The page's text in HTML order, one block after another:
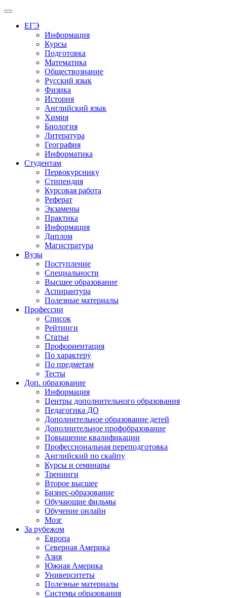
Меню
ЕГЭ
Информация
Курсы
Подготовка
Математика
Обществознание
Русский язык
Физика
История
Английский язык
Химия
Биология
Литература
География
Информатика
Студентам
Первокурснику
Стипендия
Курсовая работа
Реферат
Экзамены
Практика
Информация
Диплом
Магистратура
Вузы
Поступление
Специальности
Высшее образование
Аспирантура
Полезные материалы
Профессии
Список
Рейтинги
Статьи
Профориентация
По характеру
По предметам
Тесты
Доп. образование
Информация
Центры дополнительного образования
Педагогика ДО
Дополнительное образование детей
Дополнительное профобразование
Повышение квалификации
Профессиональная переподготовка
Английский по скайпу
Курсы и семинары
Тренинги
Второе высшее
Бизнес-образование
Обучающие фильмы
Обучение онлайн
Мозг
За рубежом
Европа
Северная Америка
Азия
Южная Америка
Университеты
Полезные материалы
Системы образования